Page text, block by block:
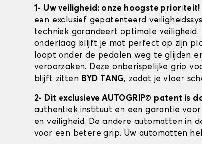
1- Uw veiligheid: onze hoogste prioriteit!
een exclusief gepatenteerd
techniek garandeert optimale veiligheid.
onderlaag blijft je mat perfect op zijn
loopt onder de pedalen weg te glijden
veroorzaken. Deze onberispelijke grip
blijft zitten BYD TANG, zodat je vloer
2- Dit exclusieve AUTOGRIP© patent is
authentiek instituut en een garantie
en veiligheid. De andere automatten in
voor een betere grip. Uw automatten